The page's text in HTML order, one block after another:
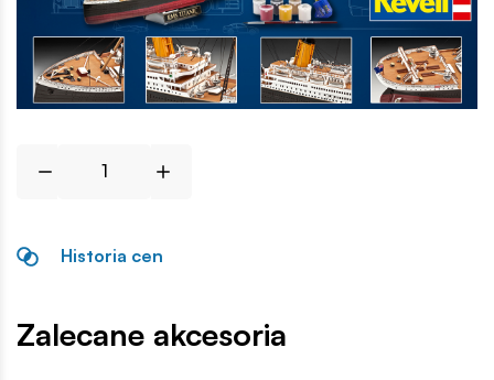
Historia cen
Zalecane akcesoria